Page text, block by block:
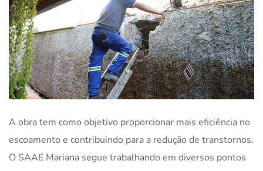
A obra tem como objetivo proporcionar mais eficiência no
escoamento e contribuindo para a redução de transtornos.
O SAAE Mariana segue trabalhando em diversos pontos